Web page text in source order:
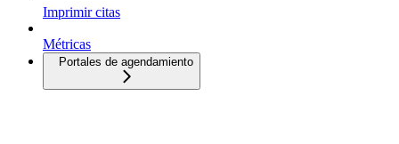
Imprimir citas
Métricas
Portales de agendamiento